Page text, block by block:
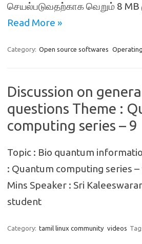
செயல்படுவதற்காக வெறும் 8
Read More »
Category: Open source softwares
Discussion on
questions Theme :
computing series – 9
Topic : Bio quantum
: Quantum computing series –
Mins Speaker : Sri
student
Category: tamil linux community videos